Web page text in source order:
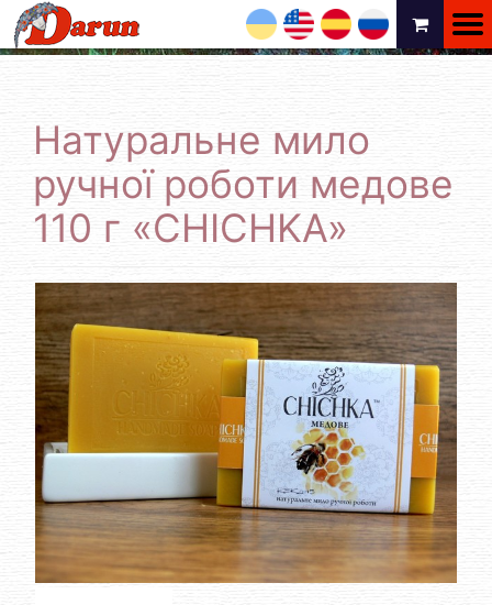
UA EN ES RU
Натуральне мило
ручної роботи медове
110 г «CHICHKA»